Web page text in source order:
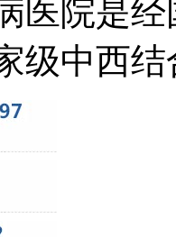
医院是
级中西